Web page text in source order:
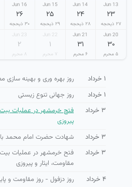
13 Jun
۲۳
۲۷ ذیحجه
14 Jun
۲۴
۲۸ ذیحجه
15 Jun
۲۵
۲۹ ذیحجه
16 Jun
۲۶
۳۰ ذیحجه
20 Jun
۳۰
۵ محرم
21 Jun
۳۱
۶ محرم
22 Jun
۱
۷ محرم
23 Jun
۲
۸ محرم
۱ خرداد
روز بهره وری و بهینه سازی
۱ خرداد
روز جهانی تنوع زیستی
۳ خرداد
فتح خرمشهر در عملیات بیت
پیروزی
۳ خرداد
شهادت حضرت امام محمد باقر (ع)
۳ خرداد
مقاومت، ایثار و پیروزی
۴ خرداد
روز دزفول - روز مقاومت و